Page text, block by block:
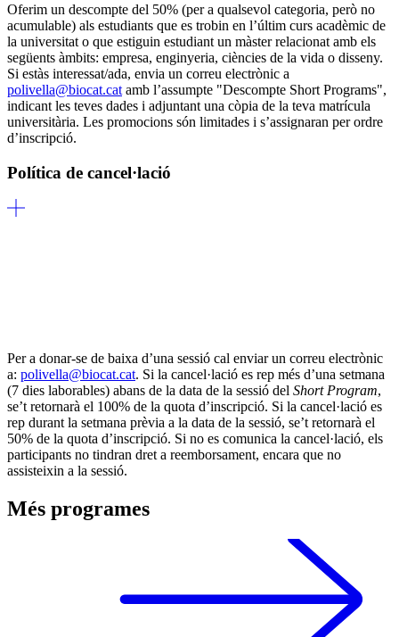
Oferim un descompte del 50% (per a qualsevol categoria, però no
acumulable) als estudiants que es trobin en l’últim curs acadèmic de
la universitat o que estiguin estudiant un màster relacionat amb els
següents àmbits: empresa, enginyeria, ciències de la vida o disseny.
Si estàs interessat/ada, envia un correu electrònic a
polivella@biocat.cat amb l’assumpte "Descompte Short Programs",
indicant les teves dades i adjuntant una còpia de la teva matrícula
universitària. Les promocions són limitades i s’assignaran per ordre
d’inscripció.
Política de cancel·lació
Per a donar-se de baixa d’una sessió cal enviar un correu electrònic
a: polivella@biocat.cat. Si la cancel·lació es rep més d’una setmana
(7 dies laborables) abans de la data de la sessió del Short Program,
se’t retornarà el 100% de la quota d’inscripció. Si la cancel·lació es
rep durant la setmana prèvia a la data de la sessió, se’t retornarà el
50% de la quota d’inscripció. Si no es comunica la cancel·lació, els
participants no tindran dret a reemborsament, encara que no
assisteixin a la sessió.
Més programes